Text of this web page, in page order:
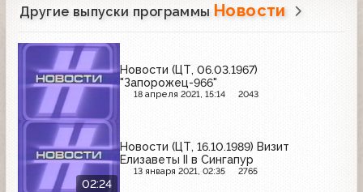
Другие выпуски программы Новости
Новости (ЦТ, 06.03.1967)
"Запорожец-966"
18 апреля 2021, 15:14 2043
02:24
Новости (ЦТ, 16.10.1989) Визит
Елизаветы II в Сингапур
13 января 2021, 02:35 2765